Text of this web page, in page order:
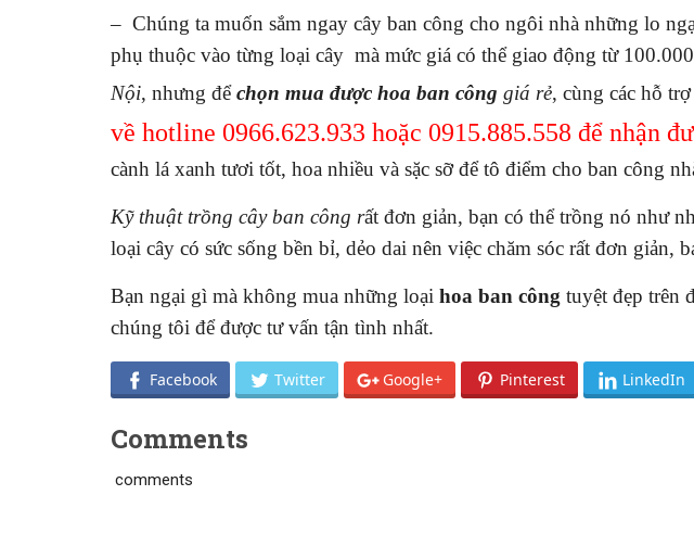
– Chúng ta muốn sắm ngay cây ban công cho ngôi nhà những lo
phụ thuộc vào từng loại cây mà mức giá có thể giao động từ
Nội, nhưng đểchọn mua được hoa ban công giá rẻ, cùng các hỗ
về hotline 0966.623.933 hoặc 0915.885.558 để nhận
cành lá xanh tươi tốt, hoa nhiều và sặc sỡ để tô điểm cho ban công
Kỹ thuật trồng cây ban công rất đơn giản, bạn có thể trồng nó như
loại cây có sức sống bền bỉ, dẻo dai nên việc chăm sóc rất đơn giản,
Bạn ngại gì mà không mua những loại hoa ban công tuyệt đẹp trên
chúng tôi để được tư vấn tận tình nhất.
Facebook Twitter Google+ Pinterest LinkedIn
Comments
comments